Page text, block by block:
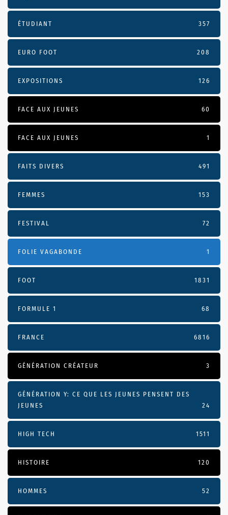
ÉTUDIANT 357
EURO FOOT 208
EXPOSITIONS 126
FACE AUX JEUNES 60
FACE AUX JEUNES 1
FAITS DIVERS 491
FEMMES 153
FESTIVAL 72
FOLIE VAGABONDE 1
FOOT 1831
FORMULE 1 68
FRANCE 6816
GÉNÉRATION CRÉATEUR 3
GÉNÉRATION Y: CE QUE LES JEUNES PENSENT DES
JEUNES
24
HIGH TECH 1511
HISTOIRE 120
HOMMES 52